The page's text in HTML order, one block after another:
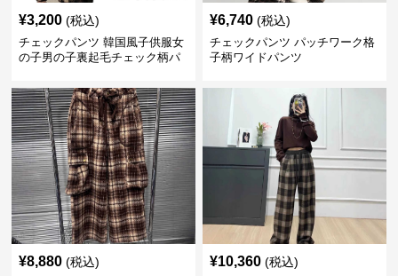
¥3,200 (税込)
チェックパンツ 韓国風子供服女
の子男の子裏起毛チェック柄パ
¥6,740 (税込)
チェックパンツ パッチワーク格
子柄ワイドパンツ
¥8,880 (税込) ¥10,360 (税込)